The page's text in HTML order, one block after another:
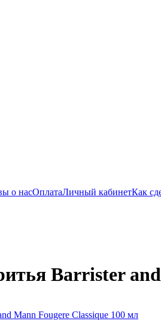
о насОплатаЛичный кабинетКак
Barrister